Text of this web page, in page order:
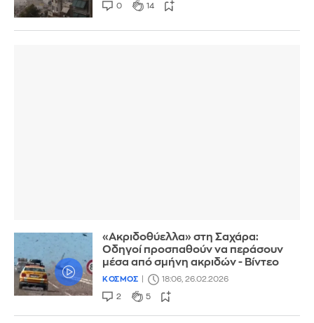
0 14
«Ακριδοθύελλα» στη Σαχάρα:
Οδηγοί προσπαθούν να περάσουν
μέσα από σμήνη ακριδών - Βίντεο
ΚΟΣΜΟΣ 18:06, 26.02.2026
2 5